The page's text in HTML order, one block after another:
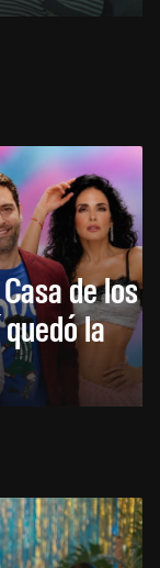
de los
la